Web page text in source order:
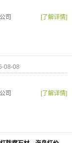
司
[了解详情]
08-08
司
[了解详情]